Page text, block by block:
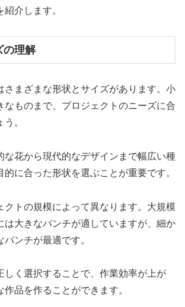
介します。
の理解
さまざまな形状とサイズがあります。小
なものまで、プロジェクトのニーズに合
。
な花から現代的なデザインまで幅広い種
に合った形状を選ぶことが重要です。
クトの規模によって異なります。大規模
は大きなパンチが適していますが、細か
ンチが最適です。
しく選択することで、作業効率が上が
作品を作ることができます。